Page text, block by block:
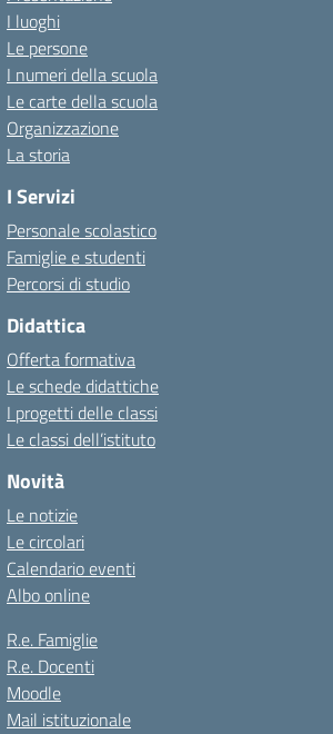
I luoghi
Le persone
I numeri della scuola
Le carte della scuola
Organizzazione
La storia
I Servizi
Personale scolastico
Famiglie e studenti
Percorsi di studio
Didattica
Offerta formativa
Le schede didattiche
I progetti delle classi
Le classi dell’istituto
Novità
Le notizie
Le circolari
Calendario eventi
Albo online
R.e. Famiglie
R.e. Docenti
Moodle
Mail istituzionale